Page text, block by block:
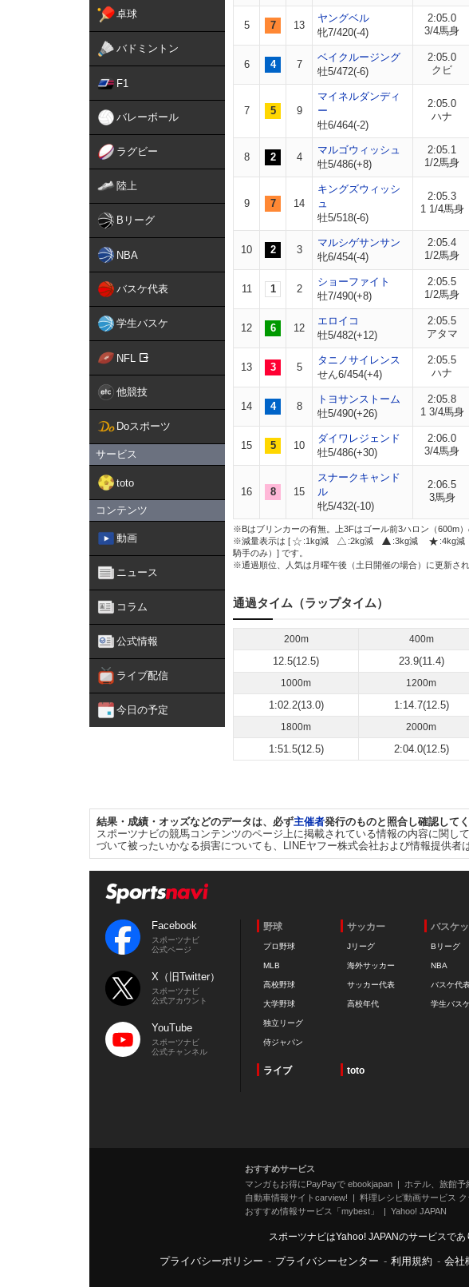
卓球
バドミントン
F1
バレーボール
ラグビー
陸上
Bリーグ
NBA
バスケ代表
学生バスケ
NFL
他競技
Doスポーツ
サービス
toto
コンテンツ
動画
ニュース
コラム
公式情報
ライブ配信
今日の予定
5 7 13
ヤングベル
牝7/420(-4)
2:05.0
3/4馬身
6 4 7
ベイクルージング
牡5/472(-6)
2:05.0
クビ
7 5 9
マイネルダンディ
ー
牡6/464(-2)
2:05.0
ハナ
8 2 4
マルゴウィッシュ
牡5/486(+8)
2:05.1
1/2馬身
9 7 14
キングズウィッシ
ュ
牡5/518(-6)
2:05.3
1 1/4馬身
10 2 3
マルシゲサンサン
牝6/454(-4)
2:05.4
1/2馬身
11 1 2
ショーファイト
牡7/490(+8)
2:05.5
1/2馬身
12 6 12
エロイコ
牡5/482(+12)
2:05.5
アタマ
13 3 5
タニノサイレンス
せん6/454(+4)
2:05.5
ハナ
14 4 8
トヨサンストーム
牡5/490(+26)
2:05.8
1 3/4馬身
15 5 10
ダイワレジェンド
牡5/486(+30)
2:06.0
3/4馬身
16 8 15
スナークキャンド
ル
牝5/432(-10)
2:06.5
3馬身
※Bはブリンカーの有無。上3Fはゴール前3ハロン（600m）
※減量表示は [
:1kg減 :2kg減 :3kg減 :4kg
騎手のみ）] です。
※通過順位、人気は月曜午後（土日開催の場合）に更新され
通過タイム（ラップタイム）
200m 400m
12.5(12.5) 23.9(11.4)
1000m 1200m
1:02.2(13.0) 1:14.7(12.5)
1800m 2000m
1:51.5(12.5) 2:04.0(12.5)
結果・成績・オッズなどのデータは、必ず主催者発行のものと照合し確認してく
スポーツナビの競馬コンテンツのページ上に掲載されている情報の内容に関
づいて被ったいかなる損害についても、LINEヤフー株式会社および情報提供者
Facebook
スポーツナビ
公式ページ
X（旧Twitter）
スポーツナビ
公式アカウント
YouTube
スポーツナビ
公式チャンネル
野球
プロ野球
MLB
高校野球
大学野球
独立リーグ
侍ジャパン
サッカー
Jリーグ
海外サッカー
サッカー代表
高校年代
バスケ
Bリーグ
NBA
バスケ代
学生バスケ
ライブ toto
おすすめサービス
マンガもお得にPayPayで ebookjapan
ホテル、旅館
自動車情報サイトcarview!
料理レシピ動画サービス
おすすめ情報サービス「mybest」
Yahoo! JAPAN
スポーツナビはYahoo! JAPANのサービスで
プライバシーポリシー - プライバシーセンター - 利用規約 - 会社